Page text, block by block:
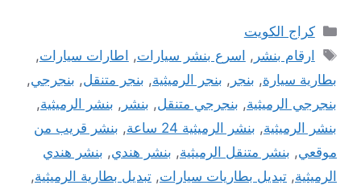
التصنيفات
كراج الكويت
الوسوم
ارقام بنشر , اسرع بنشر سيارات, اطارات سيارات,
بطارية سيارة, بنجر , بنجر الرميثية, بنجر متنقل, بنجرجي,
بنجرجي الرميثية, بنجرجي متنقل, بنشر , بنشر الرميثية,
بنشر الرميثية, بنشر الرميثية 24 ساعة , بنشر قريب من
موقعي, بنشر متنقل الرميثية, بنشر هندي, بنشر هندي
الرميثية, تبديل بطاريات سيارات, تبديل بطارية الرميثية,